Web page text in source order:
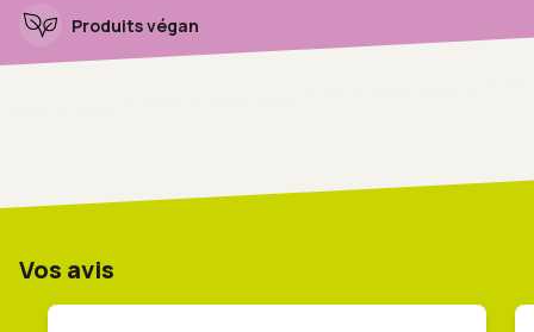
Produits végan
Vos avis